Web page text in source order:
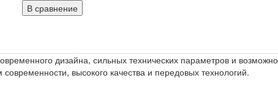
В сравнение
дизайна, сильных технических параметров и
высокого качества и передовых технологий.